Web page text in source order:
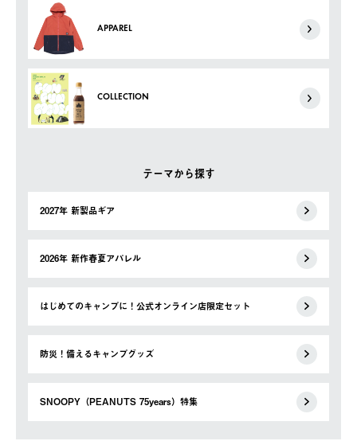
APPAREL
COLLECTION
テーマから探す
2027年 新製品ギア
2026年 新作春夏アパレル
はじめてのキャンプに！公式オンライン店限定セット
防災！備えるキャンプグッズ
SNOOPY（PEANUTS 75years）特集